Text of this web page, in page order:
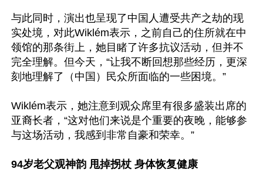
与此同时，演出也呈现了中国人遭受共产之劫的现
实处境，对此Wiklém表示，之前自己的住所就在中
领馆的那条街上，她目睹了许多抗议活动，但并不
完全理解。但今天，“让我不断回想那些经历，更深
刻地理解了（中国）民众所面临的一些困境。”
Wiklém表示，她注意到观众席里有很多盛装出席的
亚裔长者，“这对他们来说是个重要的夜晚，能够参
与这场活动，我感到非常自豪和荣幸。”
94岁老父观神韵 甩掉拐杖 身体恢复健康